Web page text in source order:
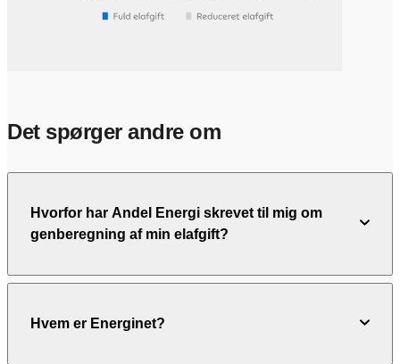
Det spørger andre om
Hvorfor har Andel Energi skrevet til mig om
genberegning af min elafgift?
Hvem er Energinet?